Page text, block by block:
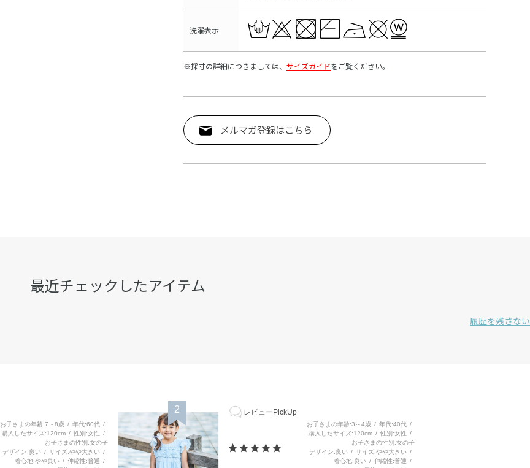
洗濯表示
※採寸の詳細につきましては、 サイズガイドをご覧ください。
メルマガ登録はこちら
最近チェックしたアイテム
履歴を残さない
お子さまの年齢 7～8歳 年代 60代
購入したサイズ 120cm 性別 女性
お子さまの性別 女の子
デザイン 良い サイズ やや大きい
着心地 やや良い 伸縮性 普通
2 レビューPickUp
お子さまの年齢 3～4歳 年代 40代
購入したサイズ 120cm 性別 女性
お子さまの性別 女の子
デザイン 良い サイズ やや大きい
着心地 良い 伸縮性 普通